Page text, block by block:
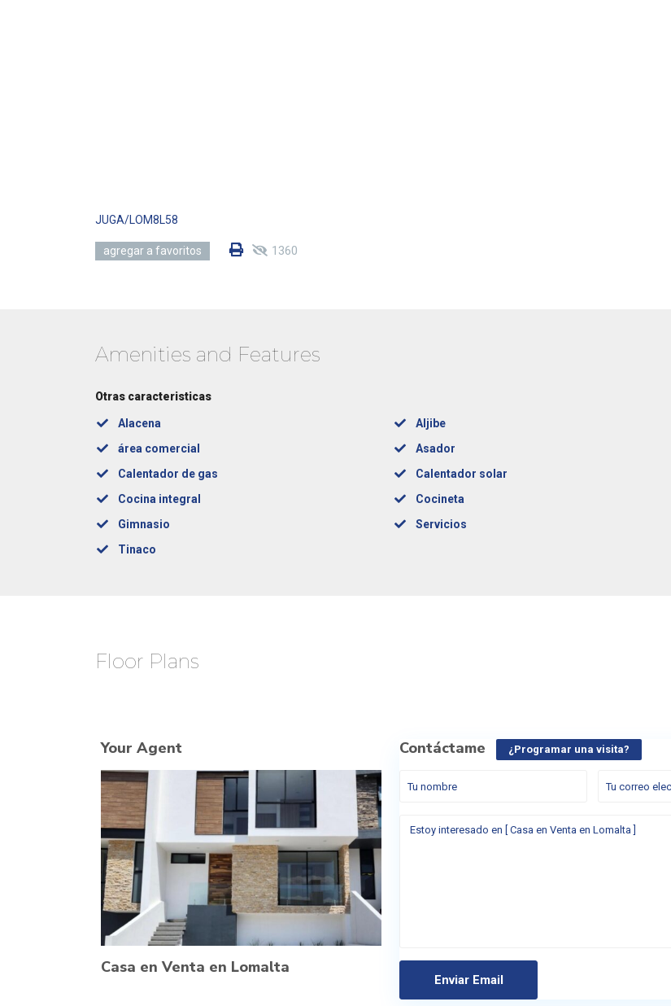
JUGA/LOM8L58
agregar a favoritos 1360
Amenities and Features
Otras caracteristicas
Alacena Aljibe
área comercial
Asador
Calentador de gas
Calentador solar
Cocina integral
Cocineta
Gimnasio
Servicios
Tinaco
Floor Plans
Your Agent
Casa en Venta en Lomalta
Contáctame ¿Programar una visita?